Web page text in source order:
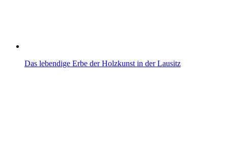
Das lebendige Erbe der Holzkunst in der Lausitz